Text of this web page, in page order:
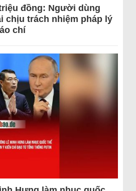
đồng: Người dùng
chịu trách nhiệm pháp lý
chí